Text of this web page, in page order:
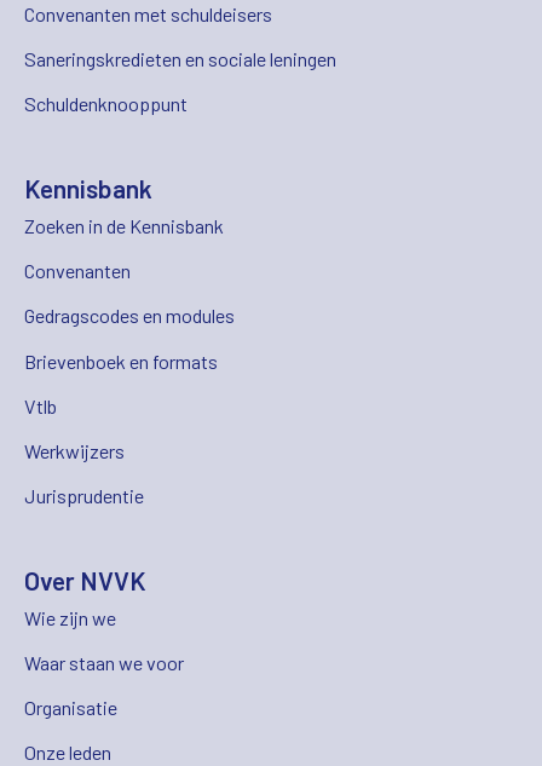
Convenanten met schuldeisers
Saneringskredieten en sociale leningen
Schuldenknooppunt
Kennisbank
Zoeken in de Kennisbank
Convenanten
Gedragscodes en modules
Brievenboek en formats
Vtlb
Werkwijzers
Jurisprudentie
Over NVVK
Wie zijn we
Waar staan we voor
Organisatie
Onze leden